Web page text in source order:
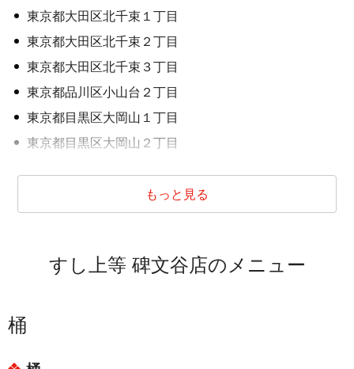
東京都大田区北千束１丁目
東京都大田区北千束２丁目
東京都大田区北千束３丁目
東京都品川区小山台２丁目
東京都目黒区大岡山１丁目
東京都目黒区大岡山２丁目
東京都目黒区柿の木坂２丁目
東京都目黒区自由が丘２丁目
もっと見る
すし上等 碑文谷店のメニュー
桶